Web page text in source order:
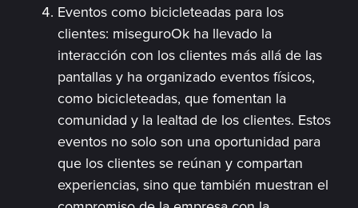
Eventos como bicicleteadas para los
clientes: miseguroOk ha llevado la
interacción con los clientes más allá de las
pantallas y ha organizado eventos físicos,
como bicicleteadas, que fomentan la
comunidad y la lealtad de los clientes. Estos
eventos no solo son una oportunidad para
que los clientes se reúnan y compartan
experiencias, sino que también muestran el